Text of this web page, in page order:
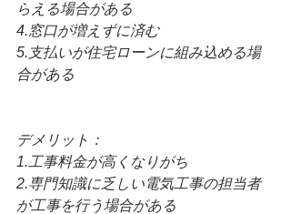
らえる場合がある
4.窓口が増えずに済む
5.支払いが住宅ローンに組み込める場
合がある
デメリット：
1.工事料金が高くなりがち
2.専門知識に乏しい電気工事の担当者
が工事を行う場合がある